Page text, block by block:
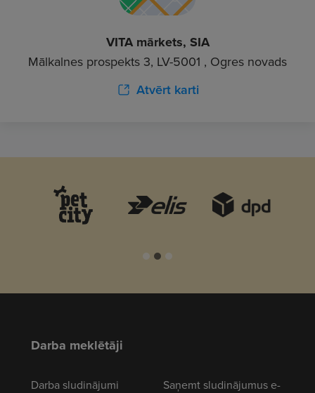
VITA mārkets, SIA
Mālkalnes prospekts 3, LV-5001 , Ogres novads
Atvērt karti
Darba meklētāji
Darba sludinājumi
Saņemt sludinājumus e-